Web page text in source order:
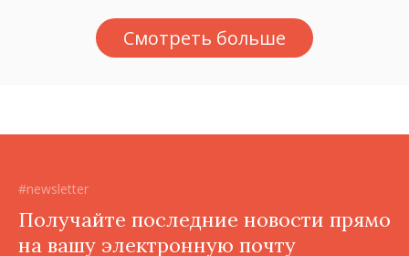
занимающие высокие
должности, не знают
политики государства»
Смотреть больше
#newsletter
Получайте последние новости прямо
на вашу электронную почту